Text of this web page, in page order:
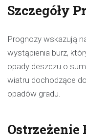
Szczegóły
Prognozy wskazują
wystąpienia burz,
opady deszczu o
wiatru dochodzące
opadów gradu.